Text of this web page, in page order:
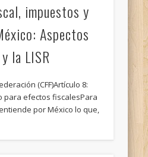
impuestos y
Aspectos
la LISR
(CFF)Artículo 8:
para efectos fiscalesPara
por México lo que,